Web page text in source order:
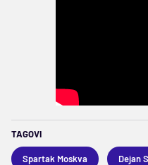
TAGOVI
Spartak Moskva Dejan